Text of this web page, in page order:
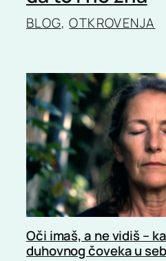
BLOG, OTKROVENJA
Oči imaš, a ne vidiš –
duhovnog čoveka u